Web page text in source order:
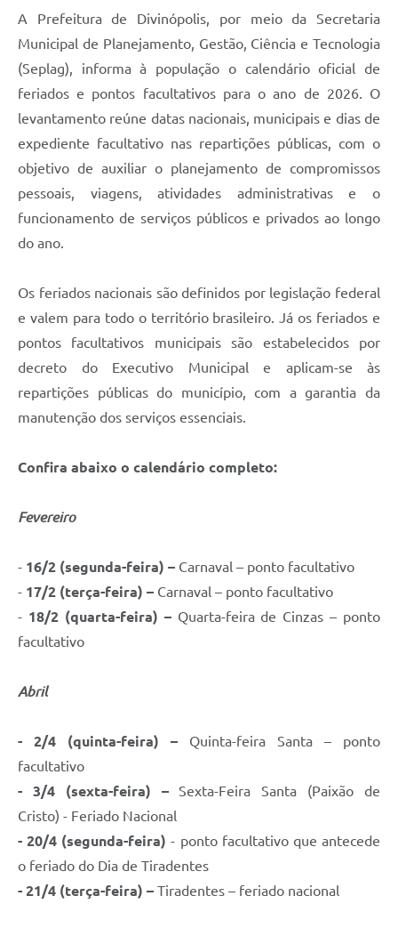
A Prefeitura de Divinópolis, por meio da Secretaria
Municipal de Planejamento, Gestão, Ciência e Tecnologia
(Seplag), informa à população o calendário oficial de
feriados e pontos facultativos para o ano de 2026. O
levantamento reúne datas nacionais, municipais e dias de
expediente facultativo nas repartições públicas, com o
objetivo de auxiliar o planejamento de compromissos
pessoais, viagens, atividades administrativas e o
funcionamento de serviços públicos e privados ao longo
do ano.
Os feriados nacionais são definidos por legislação federal
e valem para todo o território brasileiro. Já os feriados e
pontos facultativos municipais são estabelecidos por
decreto do Executivo Municipal e aplicam-se às
repartições públicas do município, com a garantia da
manutenção dos serviços essenciais.
Confira abaixo o calendário completo:
Fevereiro
- 16/2 (segunda-feira) – Carnaval – ponto facultativo
- 17/2 (terça-feira) – Carnaval – ponto facultativo
- 18/2 (quarta-feira) –Quarta-feira de Cinzas – ponto
facultativo
Abril
- 2/4 (quinta-feira) – Quinta-feira Santa – ponto
facultativo
- 3/4 (sexta-feira) –Sexta-Feira Santa (Paixão de
Cristo) - Feriado Nacional
- 20/4 (segunda-feira) - ponto facultativo que antecede
o feriado do Dia de Tiradentes
- 21/4 (terça-feira) – Tiradentes – feriado nacional